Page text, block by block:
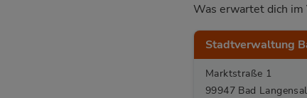
Was erwartet dich im
Stadtverwaltung
Marktstraße 1
99947 Bad